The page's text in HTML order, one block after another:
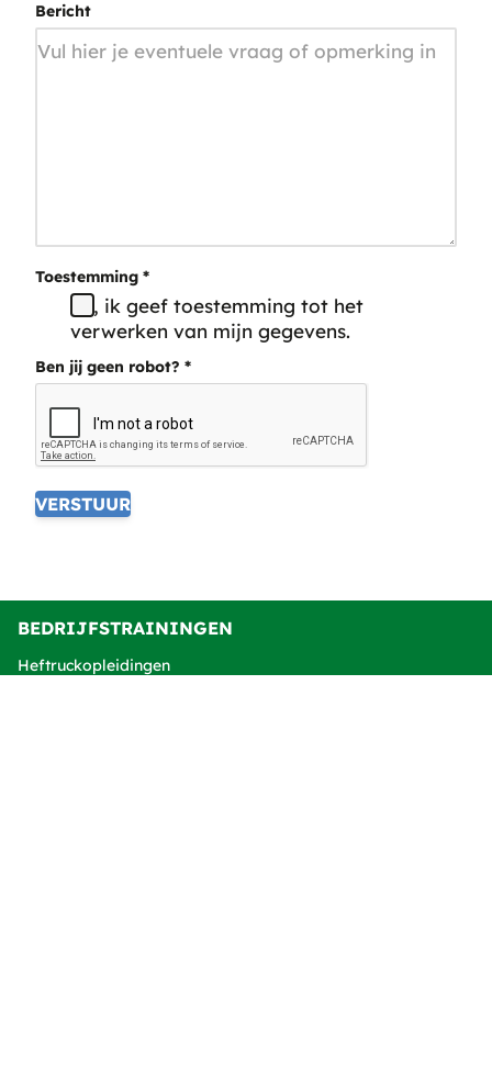
Bericht
Toestemming *
Ja, ik geef toestemming tot het
verwerken van mijn gegevens.
Ben jij geen robot? *
VERSTUUR
BEDRIJFSTRAININGEN
Heftruckopleidingen